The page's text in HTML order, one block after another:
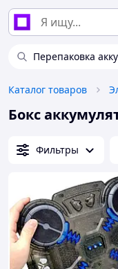
Перепаковка
Каталог товаров
Бокс
Фильтры